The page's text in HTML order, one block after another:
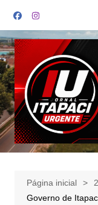
para
o
conteúdo
Página inicial
Governo de